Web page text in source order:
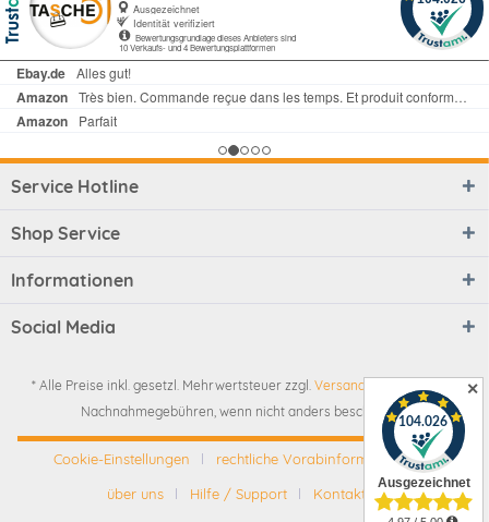
✕
Service Hotline
Shop Service
Informationen
Social Media
* Alle Preise inkl. gesetzl. Mehrwertsteuer zzgl. Versandkosten
Nachnahmegebühren, wenn nicht anders beschrieben
Cookie-Einstellungen
rechtliche Vorabinformationen
über uns
Hilfe / Support
Kontakt